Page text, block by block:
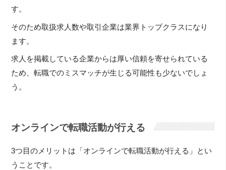
す。
そのため取扱求人数や取引企業は業界トップクラスになり
ます。
求人を掲載している企業からは厚い信頼を寄せられている
ため、転職でのミスマッチが生じる可能性も少ないでしょ
う。
オンラインで転職活動が行える
3つ目のメリットは「オンラインで転職活動が行える」とい
うことです。